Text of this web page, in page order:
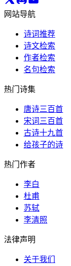
网站导航
诗词推荐
诗文检索
作者检索
名句检索
热门诗集
唐诗三百首
宋词三百首
古诗十九首
给孩子的诗
热门作者
李白
杜甫
苏轼
李清照
法律声明
关于我们